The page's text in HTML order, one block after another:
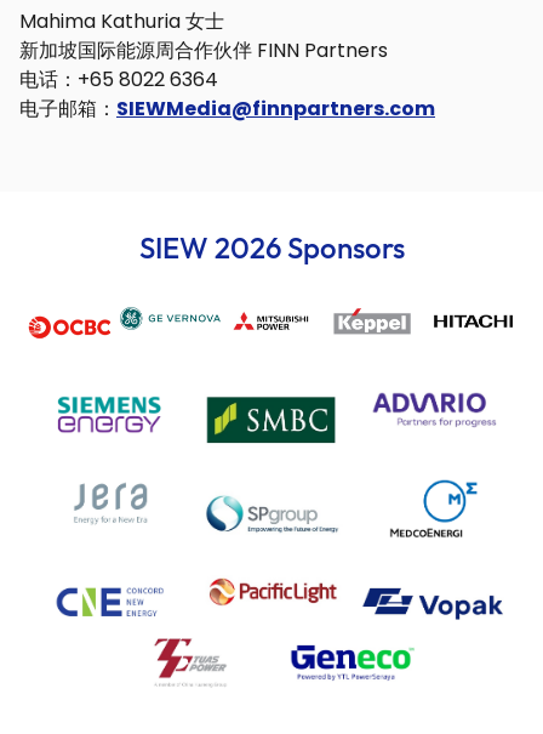
Mahima Kathuria 女士
新加坡国际能源周合作伙伴 FINN Partners
电话：+65 8022 6364
电子邮箱： SIEWMedia@finnpartners.com
SIEW 2026 Sponsors